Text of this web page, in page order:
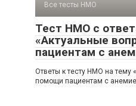
Все тесты НМО
Тест НМО с
«Актуальные
пациентам с
Ответы к тесту НМО на тему
помощи пациентам с